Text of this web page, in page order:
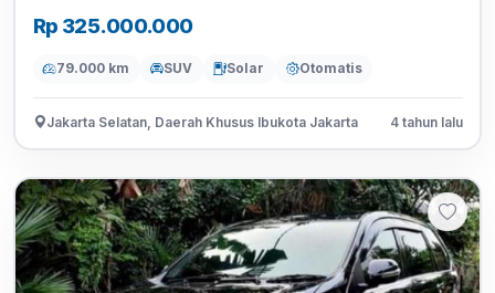
Rp 325.000.000
79.000 km SUV Solar Otomatis
Jakarta Selatan, Daerah Khusus Ibukota Jakarta 4 tahun lalu